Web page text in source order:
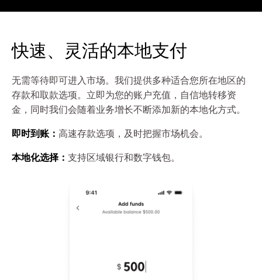
快速、灵活的本地支付
无需等待即可进入市场。我们提供多种适合您所在地区的
存款和取款选项。立即为您的账户充值，自信地转移资
金，同时我们会随着业务增长不断添加新的本地化方式。
即时到账： 高速存款选项，及时把握市场机会。
本地化选择： 支持区域银行和数字钱包。